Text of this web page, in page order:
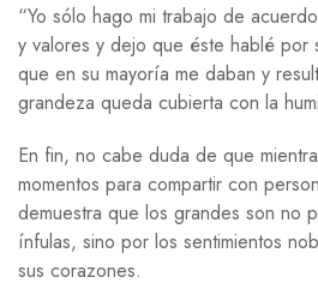
“Yo sólo hago mi trabajo de
y valores y dejo que éste hablé por
que en su mayoría me daban y
grandeza queda cubierta con la
En fin, no cabe duda de que
momentos para compartir con
demuestra que los grandes son no
ínfulas, sino por los sentimientos
sus corazones.